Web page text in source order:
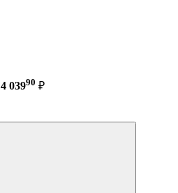
4 03990 ₽